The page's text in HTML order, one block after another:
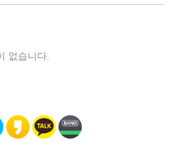
없습니다.